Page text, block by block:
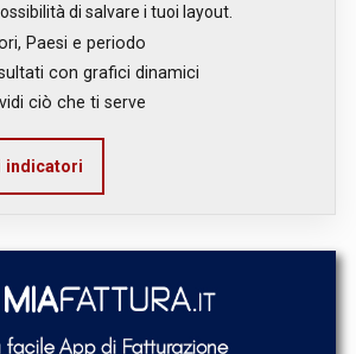
di salvare i tuoi layout.
Paesi e periodo
con grafici dinamici
ciò che ti serve
indicatori